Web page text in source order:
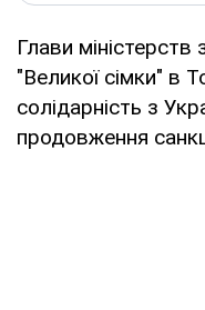
Глави
"Великої сімки" в
солідарність з
продовження